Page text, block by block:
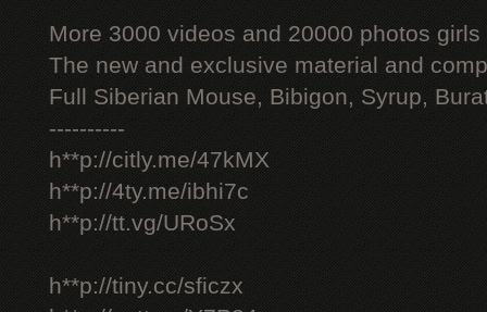
More 3000 videos and 20000 photos
The new and exclusive material and
Full Siberian Mouse, Bibigon, Syrup,
----------
h**p://citly.me/47kMX
h**p://4ty.me/ibhi7c
h**p://tt.vg/URoSx
h**p://tiny.cc/sficzx